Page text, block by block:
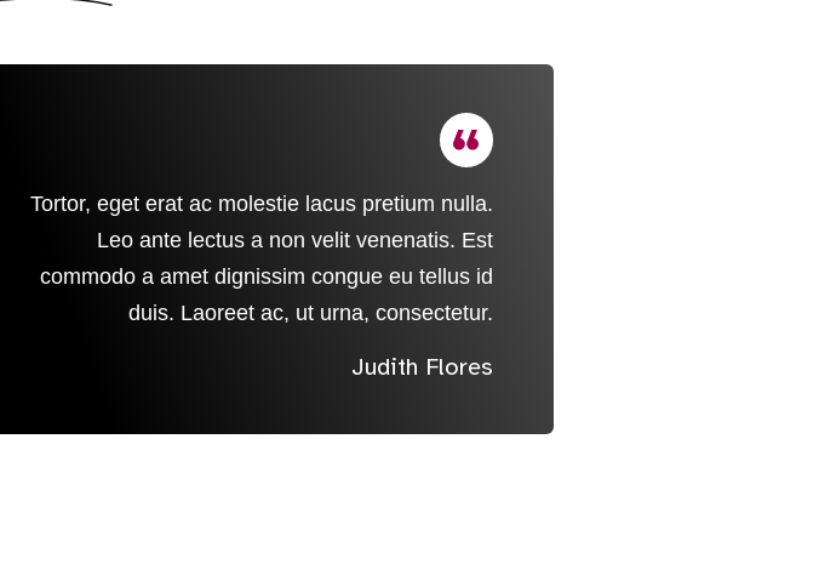
Tortor, eget erat ac molestie lacus pretium nulla.
commodo a amet dignissim congue eu tellus id
Judith Flores
Tortor, eget erat ac molestie lacus pretium nulla.
Leo ante lectus a non velit venenatis. Est
commodo a amet dignissim congue eu tellus id
duis. Laoreet ac, ut urna, consectetur.
Judith Flores